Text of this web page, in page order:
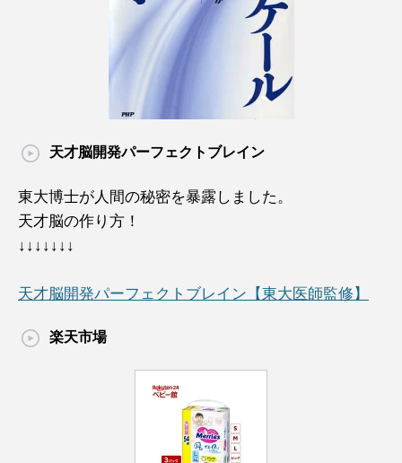
天才脳開発パーフェクトブレイン
東大博士が人間の秘密を暴露しました。
天才脳の作り方！
↓↓↓↓↓↓↓
天才脳開発パーフェクトブレイン【東大医師監修】
楽天市場